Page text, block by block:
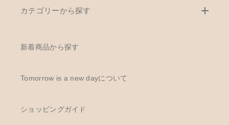
カテゴリーから探す
新着商品から探す
Tomorrow is a new dayについて
ショッピングガイド